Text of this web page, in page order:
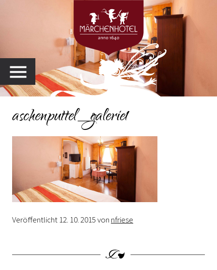
MENU
aschenputtel_galerie1
Veröffentlicht12. 10. 2015von nfriese